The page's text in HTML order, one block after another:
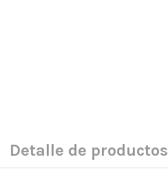
Detalle de productos